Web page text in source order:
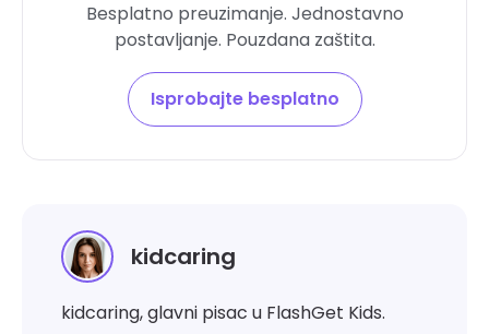
Besplatno preuzimanje. Jednostavno
postavljanje. Pouzdana zaštita.
Isprobajte besplatno
kidcaring
kidcaring, glavni pisac u FlashGet Kids.